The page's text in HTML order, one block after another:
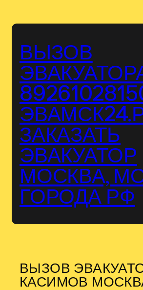
ВЫЗОВ
ЗАКАЗАТЬ
ЭВАКУАТОР
МОСКВА,
ГОРОДА РФ
ВЫЗОВ
КАСИМОВ